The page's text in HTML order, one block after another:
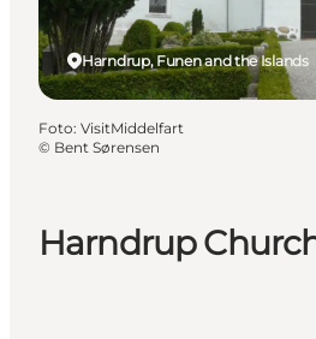
Harndrup
Harndrup, Funen and the Islands
Foto: VisitMiddelfart
© Bent Sørensen